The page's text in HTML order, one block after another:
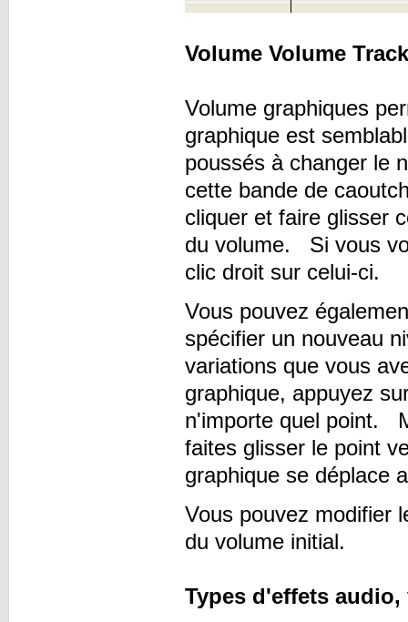
Volume Volume
Volume graphiques
graphique est
poussés à changer le
cette bande de
cliquer et faire glisser
du volume. Si vous
clic droit sur celui-ci.
Vous pouvez
spécifier un nouveau
variations que vous
graphique, appuyez
n'importe quel point.
faites glisser le point
graphique se déplace
Vous pouvez modifier
du volume initial.
Types d'effets